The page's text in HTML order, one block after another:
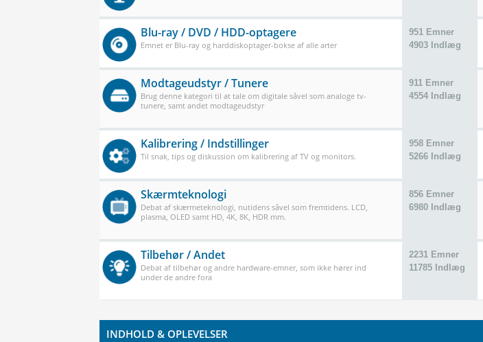
Blu-ray / DVD / HDD-optagere
Emnet er Blu-ray og harddiskoptager-bokse af alle arter
951 Emner
4903 Indlæg
Modtageudstyr / Tunere
Brug denne kategori til at tale om digitale såvel som analoge tv-
tunere, samt andet modtageudstyr
911 Emner
4554 Indlæg
Kalibrering / Indstillinger
Til snak, tips og diskussion om kalibrering af TV og monitors.
958 Emner
5266 Indlæg
Skærmteknologi
Debat af skærmeteknologi, nutidens såvel som fremtidens. LCD,
plasma, OLED samt HD, 4K, 8K, HDR mm.
856 Emner
6980 Indlæg
Tilbehør / Andet
Debat af tilbehør og andre hardware-emner, som ikke hører ind
under de andre fora
2231 Emner
11785 Indlæg
INDHOLD & OPLEVELSER